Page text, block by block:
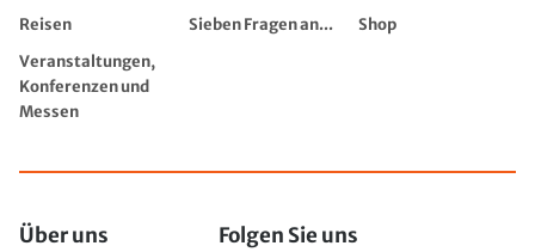
Reisen
Sieben Fragen an...
Shop
Veranstaltungen,
Konferenzen und
Messen
Über uns Folgen Sie uns